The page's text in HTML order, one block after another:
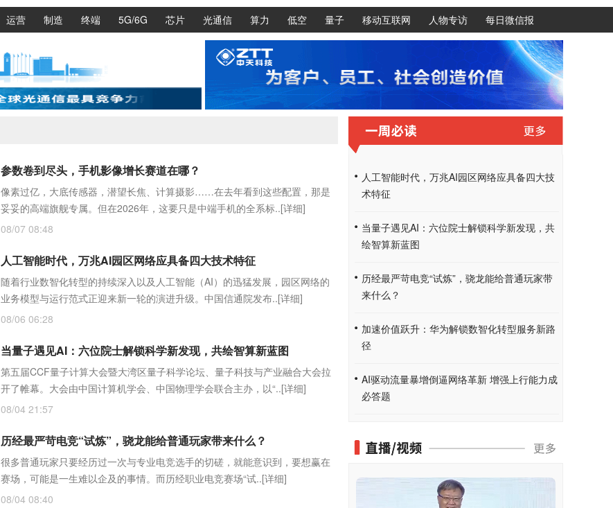
运营 制造 终端 5G/6G 芯片 光通信 算力 低空 量子 移动互联网 人物专访 每日微信报
参数卷到尽头，手机影像增长赛道在哪？
像素过亿，大底传感器，潜望长焦、计算摄影……在去年看到这些配置，那是
妥妥的高端旗舰专属。但在2026年，这要只是中端手机的全系标..[详细]
08/07 08:48
人工智能时代，万兆AI园区网络应具备四大技术特征
随着行业数智化转型的持续深入以及人工智能（AI）的迅猛发展，园区网络的
业务模型与运行范式正迎来新一轮的演进升级。中国信通院发布..[详细]
08/06 06:28
当量子遇见AI：六位院士解锁科学新发现，共绘智算新蓝图
第五届CCF量子计算大会暨大湾区量子科学论坛、量子科技与产业融合大会拉
开了帷幕。大会由中国计算机学会、中国物理学会联合主办，以“..[详细]
08/04 21:57
历经最严苛电竞“试炼”，骁龙能给普通玩家带来什么？
很多普通玩家只要经历过一次与专业电竞选手的切磋，就能意识到，要想赢在
赛场，可能是一生难以企及的事情。而历经职业电竞赛场“试..[详细]
08/04 08:40
人工智能时代，万兆AI园区网络应具备四大技
术特征
当量子遇见AI：六位院士解锁科学新发现，共
绘智算新蓝图
历经最严苛电竞“试炼”，骁龙能给普通玩家带
来什么？
加速价值跃升：华为解锁数智化转型服务新路
径
AI驱动流量暴增倒逼网络革新 增强上行能力成
必答题